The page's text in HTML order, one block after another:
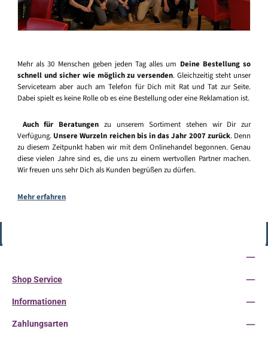
Mehr als 30 Menschen geben jeden Tag alles um Deine Bestellung so
schnell und sicher wie möglich zu versenden. Gleichzeitig steht unser
Serviceteam aber auch am Telefon für Dich mit Rat und Tat zur Seite.
Dabei spielt es keine Rolle ob es eine Bestellung oder eine Reklamation ist.
Auch für Beratungen zu unserem Sortiment stehen wir Dir zur
Verfügung. Unsere Wurzeln reichen bis in das Jahr 2007 zurück. Denn
zu diesem Zeitpunkt haben wir mit dem Onlinehandel begonnen. Genau
diese vielen Jahre sind es, die uns zu einem wertvollen Partner machen.
Wir freuen uns sehr Dich als Kunden begrüßen zu dürfen.
Mehr erfahren
Shop Service
Informationen
Zahlungsarten